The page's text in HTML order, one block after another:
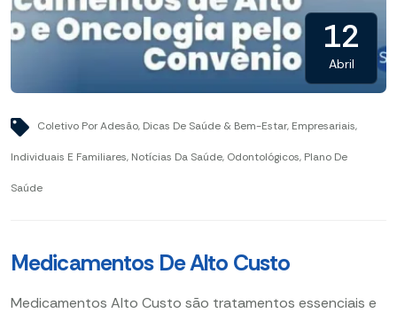
12
Abril
Coletivo Por Adesão, Dicas De Saúde & Bem-Estar, Empresariais,
Individuais E Familiares, Notícias Da Saúde, Odontológicos, Plano De
Saúde
Medicamentos De Alto Custo
Medicamentos Alto Custo são tratamentos essenciais e